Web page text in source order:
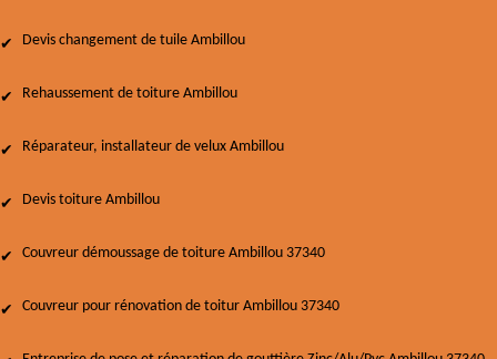
Devis changement de tuile Ambillou
Rehaussement de toiture Ambillou
Réparateur, installateur de velux Ambillou
Devis toiture Ambillou
Couvreur démoussage de toiture Ambillou 37340
Couvreur pour rénovation de toitur Ambillou 37340